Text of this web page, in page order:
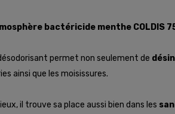
bactéricide menthe COLDIS
permet non seulement de
ainsi que les moisissures.
il trouve sa place aussi bien dans les